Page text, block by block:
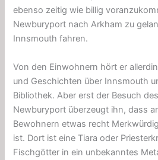
ebenso zeitig wie billig
Newburyport nach Arkham zu
Innsmouth fahren.
Von den Einwohnern hört er
und Geschichten über Innsmouth
Bibliothek. Aber erst der Besuch
Newburyport überzeugt ihn, dass
Bewohnern etwas recht
ist. Dort ist eine Tiara oder
Fischgötter in ein unbekanntes